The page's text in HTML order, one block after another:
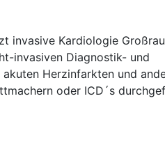
invasive Kardiologie
invasiven Diagnostik- und
Herzinfarkten und
oder ICD´s